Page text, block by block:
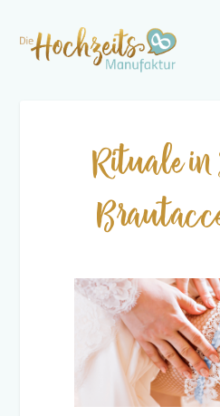
Rituale